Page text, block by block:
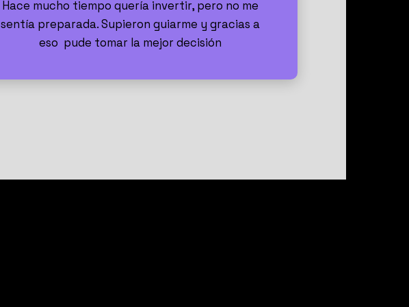
Hace mucho tiempo quería invertir, pero no me
sentía preparada. Supieron guiarme y gracias a
eso pude tomar la mejor decisión